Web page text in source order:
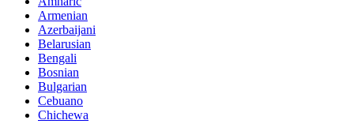
Armenian
Azerbaijani
Belarusian
Bengali
Bosnian
Bulgarian
Cebuano
Chichewa